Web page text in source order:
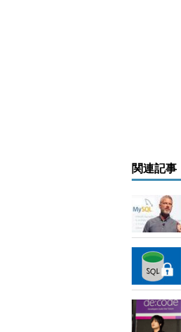
JSON
Azure
えば、モ
ケーシ
NoSQL
から収集
関連記事